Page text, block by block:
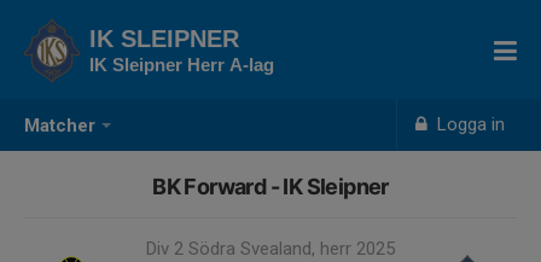
Matcher Logga in
IK SLEIPNER
IK Sleipner Herr A-lag
BK Forward - IK Sleipner
Div 2 Södra Svealand, herr 2025